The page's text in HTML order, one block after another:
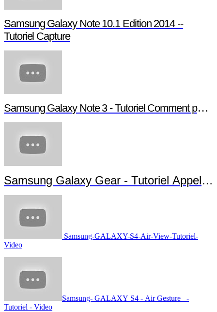
Samsung Galaxy Note 10.1 Edition 2014 --
Tutoriel Capture
Samsung Galaxy Note 3 - Tutoriel Comment
Samsung Galaxy Gear - Tutoriel Appels
Samsung-GALAXY-S4-Air-View-Tutoriel-
Video
Samsung- GALAXY S4 - Air Gesture -
Tutoriel - Video